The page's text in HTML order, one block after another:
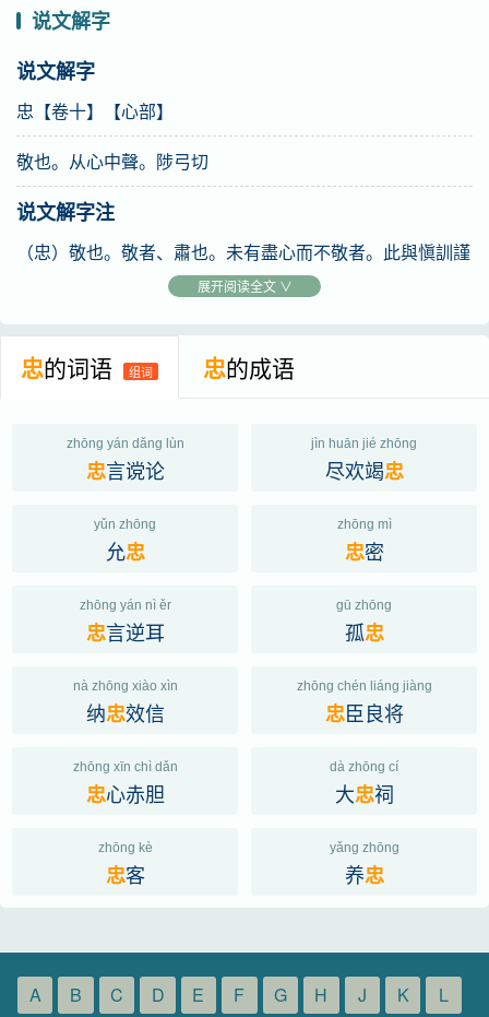
君，忠也。
又 《廣韻》無私也。《左傳·成九年》無私，忠也。《後漢·
任延傳》延曰：私臣不忠，忠臣不私。
又厚也。《周語》忠非親禮。《註》厚也。
又《諡法》危身奉上，險不辭難曰忠。
又淵名。《山海經》忠極之淵。
强。龕刈骾雄，流惡顯忠。
说文解字
说文解字
忠【卷十】【心部】
敬也。从心中聲。陟弓切
说文解字注
（忠）敬也。敬者、肅也。未有盡心而不敬者。此與愼訓謹
同義。盡心曰忠。各本無此四字。今依孝經疏補。孝經疏、
展开阅读全文 ∨
忠的词语 组词 忠的成语
zhōng yán dǎng lùn
忠言谠论
jìn huān jié zhōng
尽欢竭忠
yǔn zhōng
允忠
zhōng mì
忠密
zhōng yán nì ěr
忠言逆耳
gū zhōng
孤忠
nà zhōng xiào xìn
纳忠效信
zhōng chén liáng jiàng
忠臣良将
zhōng xīn chì dǎn
忠心赤胆
dà zhōng cí
大忠祠
zhōng kè
忠客
yǎng zhōng
养忠
A B C D E F G H J K L